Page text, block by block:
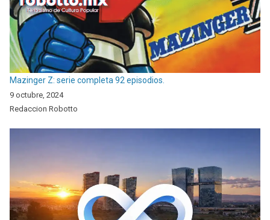
Mazinger Z: serie completa 92 episodios.
9 octubre, 2024
Redaccion Robotto